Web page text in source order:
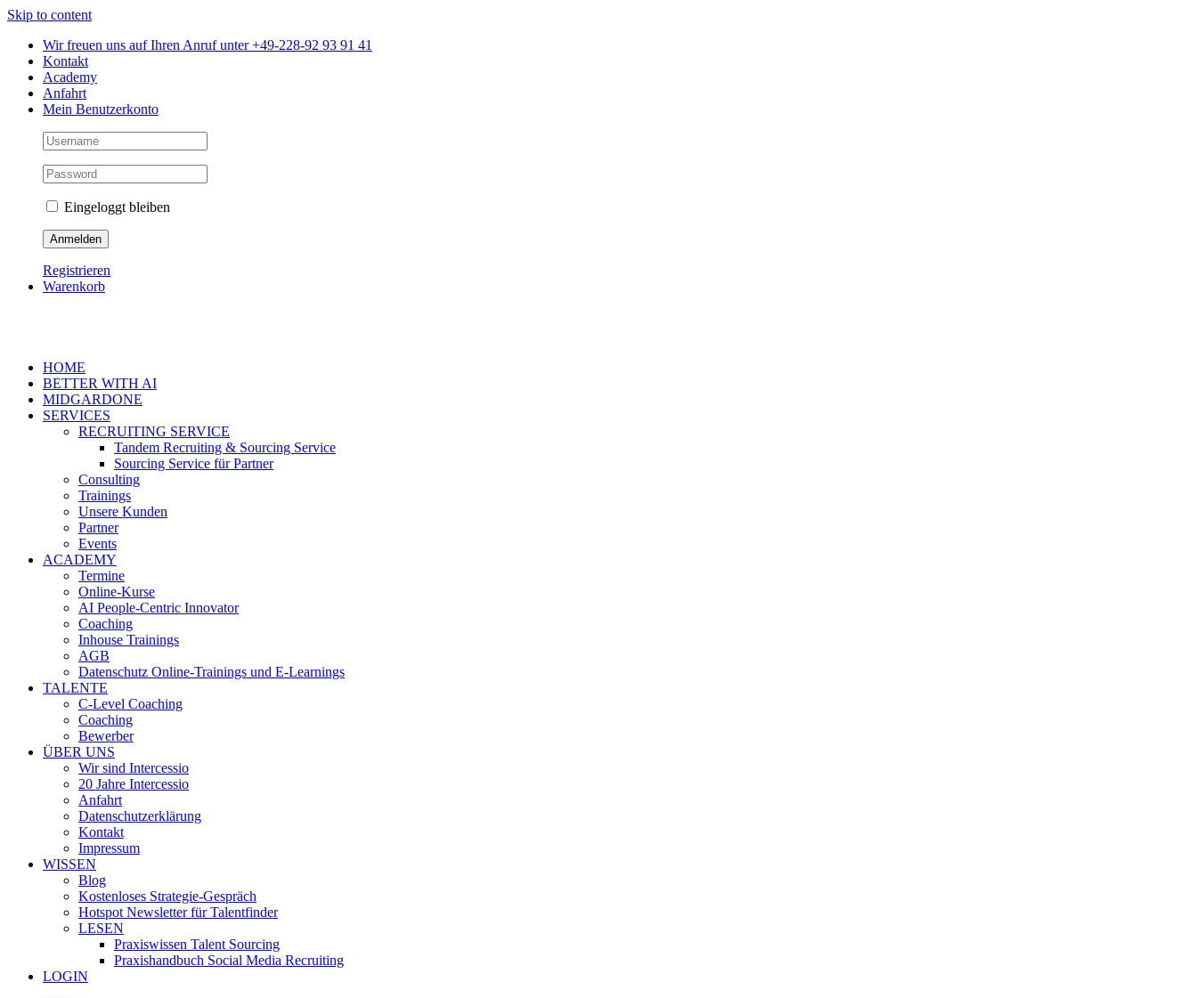
Skip to content
Wir freuen uns auf Ihren Anruf unter +49-228-92 93 91 41
Kontakt
Academy
Anfahrt
Mein Benutzerkonto
Eingeloggt bleiben
Registrieren
Warenkorb
HOME
BETTER WITH AI
MIDGARDONE
SERVICES
RECRUITING SERVICE
Tandem Recruiting & Sourcing Service
Sourcing Service für Partner
Consulting
Trainings
Unsere Kunden
Partner
Events
ACADEMY
Termine
Online-Kurse
AI People-Centric Innovator
Coaching
Inhouse Trainings
AGB
Datenschutz Online-Trainings und E-Learnings
TALENTE
C-Level Coaching
Coaching
Bewerber
ÜBER UNS
Wir sind Intercessio
20 Jahre Intercessio
Anfahrt
Datenschutzerklärung
Kontakt
Impressum
WISSEN
Blog
Kostenloses Strategie-Gespräch
Hotspot Newsletter für Talentfinder
LESEN
Praxiswissen Talent Sourcing
Praxishandbuch Social Media Recruiting
LOGIN